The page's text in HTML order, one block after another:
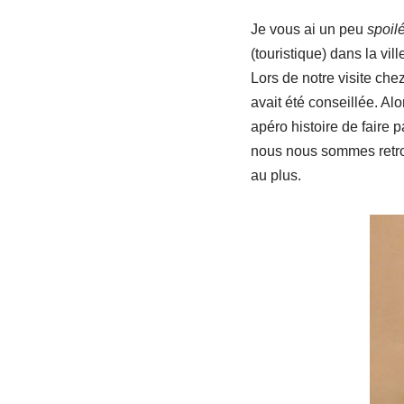
Je vous ai un peu
(touristique) dans la
Lors de notre visite
avait été conseillée.
apéro histoire de faire
nous nous sommes
au plus.